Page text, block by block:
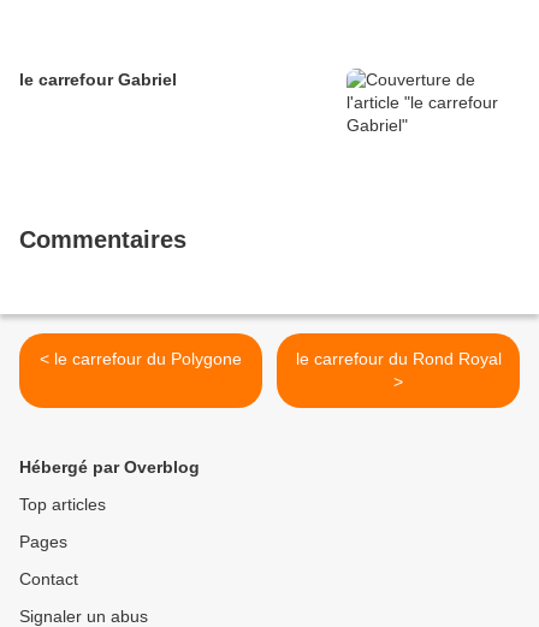
le carrefour Gabriel
Commentaires
< le carrefour du Polygone
le carrefour du Rond Royal
>
Hébergé par Overblog
Top articles
Pages
Contact
Signaler un abus